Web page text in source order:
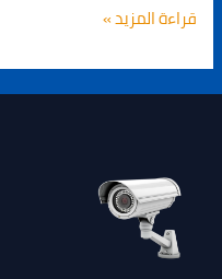
قراءة المزيد »